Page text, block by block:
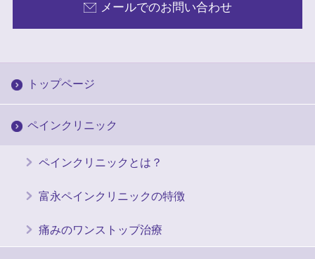
メールでのお問い合わせ
トップページ
ペインクリニック
ペインクリニックとは？
富永ペインクリニックの特徴
痛みのワンストップ治療